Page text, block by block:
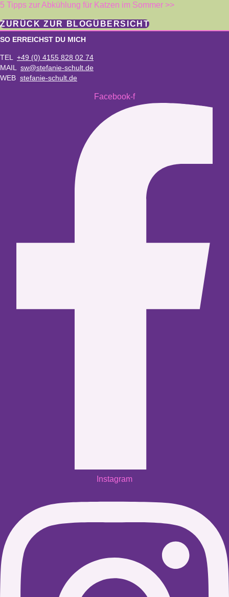
5 Tipps zur Abkühlung für Katzen im Sommer >>
ZURÜCK ZUR BLOGÜBERSICHT
SO ERREICHST DU MICH
TEL +49 (0) 4155 828 02 74
MAIL sw@stefanie-schult.de
WEB stefanie-schult.de
Facebook-f
Instagram